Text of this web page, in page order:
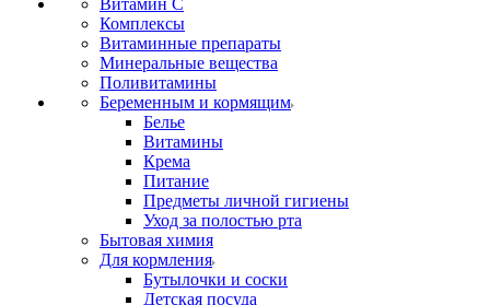
Витамин С
Комплексы
Витаминные препараты
Минеральные вещества
Поливитамины
Беременным и кормящим
Белье
Витамины
Крема
Питание
Предметы личной гигиены
Уход за полостью рта
Бытовая химия
Для кормления
Бутылочки и соски
Детская посуда